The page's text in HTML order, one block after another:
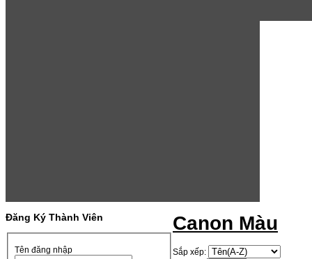
Đăng Ký Thành Viên
Tên đăng nhập
Canon Màu
Sắp xếp: